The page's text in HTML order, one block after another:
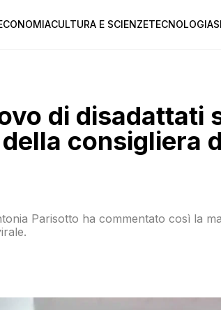
CULTURA E SCIENZETECNOLOGIA
di disadattati
consigliera
Parisotto ha commentato così la